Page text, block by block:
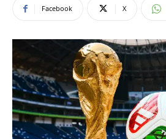
Facebook X